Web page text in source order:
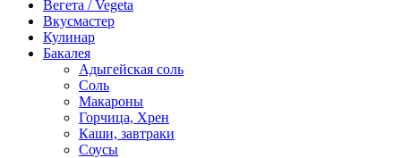
Вегета / Vegeta
Вкусмастер
Кулинар
Бакалея
Адыгейская соль
Соль
Макароны
Горчица, Хрен
Каши, завтраки
Соусы